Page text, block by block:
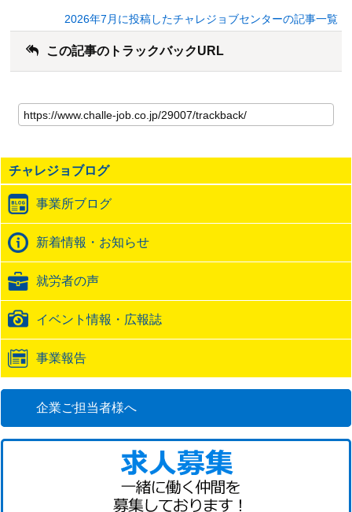
2026年7月に投稿したチャレジョブセンターの記事一覧
この記事のトラックバックURL
の
記
の
ト
ッ
ク
バ
ッ
URL
チャレジョブログ
事業所ブログ
新着情報・お知らせ
就労者の声
イベント情報・広報誌
事業報告
企業ご担当者様へ